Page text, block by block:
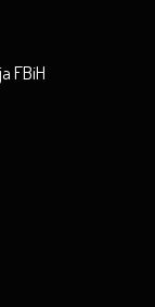
FBiH